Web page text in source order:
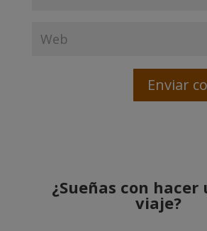
¿Sueñas con hacer
viaje?